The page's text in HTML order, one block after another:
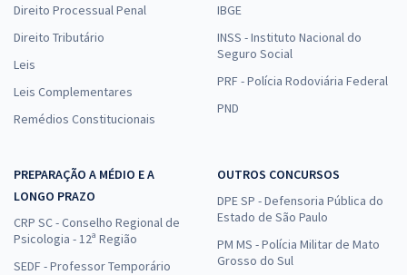
Direito Processual Penal
Direito Tributário
Leis
Leis Complementares
Remédios Constitucionais
IBGE
INSS - Instituto Nacional do
Seguro Social
PRF - Polícia Rodoviária Federal
PND
PREPARAÇÃO A MÉDIO E A
LONGO PRAZO
CRP SC - Conselho Regional de
Psicologia - 12ª Região
SEDF - Professor Temporário
OUTROS CONCURSOS
DPE SP - Defensoria Pública do
Estado de São Paulo
PM MS - Polícia Militar de Mato
Grosso do Sul